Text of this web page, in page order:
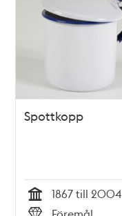
Spottkopp
Tid
1867 till 2004